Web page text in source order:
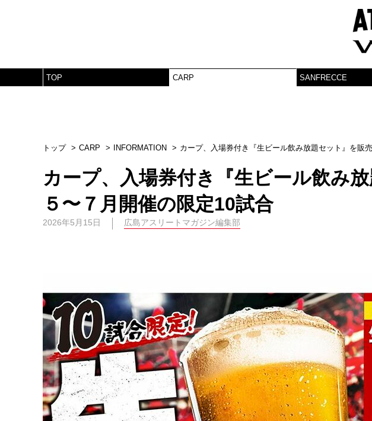
TOP CARP SANFRECCE
トップ CARP INFORMATION カープ、入場券付き『生ビール飲み放題セット』を販
カープ、入場券付き『生ビール飲み
５〜７月開催の限定10試合
2026年5月15日 広島アスリートマガジン編集部